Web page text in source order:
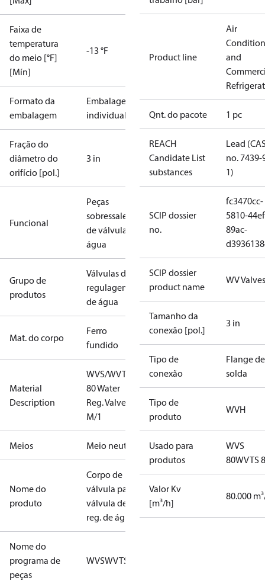
Faixa de
temperatura
do meio [°F]
[Mín]
-13 °F
Formato da
embalagem
Embalagem
individual
Fração do
diâmetro do
orifício [pol.]
3 in
Funcional
Peças
sobressalentes
de válvula de
água
Grupo de
produtos
Válvulas de
regulagem
de água
Mat. do corpo
Ferro
fundido
Material
Description
WVS/WVTS
80 Water
Reg. Valve 3"
M/1
Meios Meio neutro
Nome do
produto
Corpo de
válvula para
válvula de
reg. de água
Nome do
programa de
peças
WVSWVTS
Product line
Air
and
Qnt. do pacote 1 pc
REACH
Candidate List
substances
Lead
no. 7439-
1)
SCIP dossier
no.
fc3470cc-
5810-
89ac-
SCIP dossier
product name
WV Valves
Tamanho da
conexão [pol.]
3 in
Tipo de
conexão
Flange de
solda
Tipo de
produto
WVH
Usado para
produtos
WVS
80WVTS
Valor Kv
[m³/h]
80.000